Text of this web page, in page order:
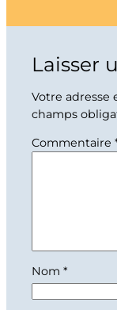
Laisser
Votre adresse
champs
Commentaire
Nom *